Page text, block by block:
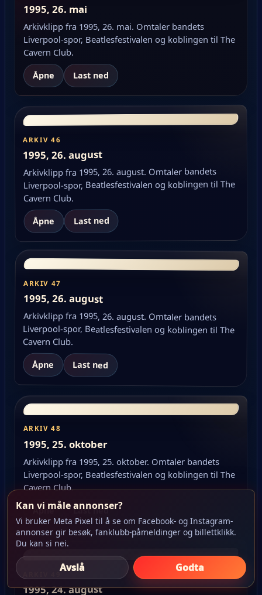
1995, 26. mai
Arkivklipp fra 1995, 26. mai. Omtaler bandets
Liverpool-spor, Beatlesfestivalen og koblingen til The
Cavern Club.
Åpne Last ned
ARKIV 46
1995, 26. august
Arkivklipp fra 1995, 26. august. Omtaler bandets
Liverpool-spor, Beatlesfestivalen og koblingen til The
Cavern Club.
Åpne Last ned
ARKIV 47
1995, 26. august
Arkivklipp fra 1995, 26. august. Omtaler bandets
Liverpool-spor, Beatlesfestivalen og koblingen til The
Cavern Club.
Åpne Last ned
ARKIV 48
1995, 25. oktober
Arkivklipp fra 1995, 25. oktober. Omtaler bandets
Liverpool-spor, Beatlesfestivalen og koblingen til The
Cavern Club.
Åpne Last ned
ARKIV 49
1995, 24. august
Kan vi måle annonser?
Vi bruker Meta Pixel til å se om Facebook- og Instagram-
annonser gir besøk, fanklubb-påmeldinger og billettklikk.
Du kan si nei.
Avslå Godta